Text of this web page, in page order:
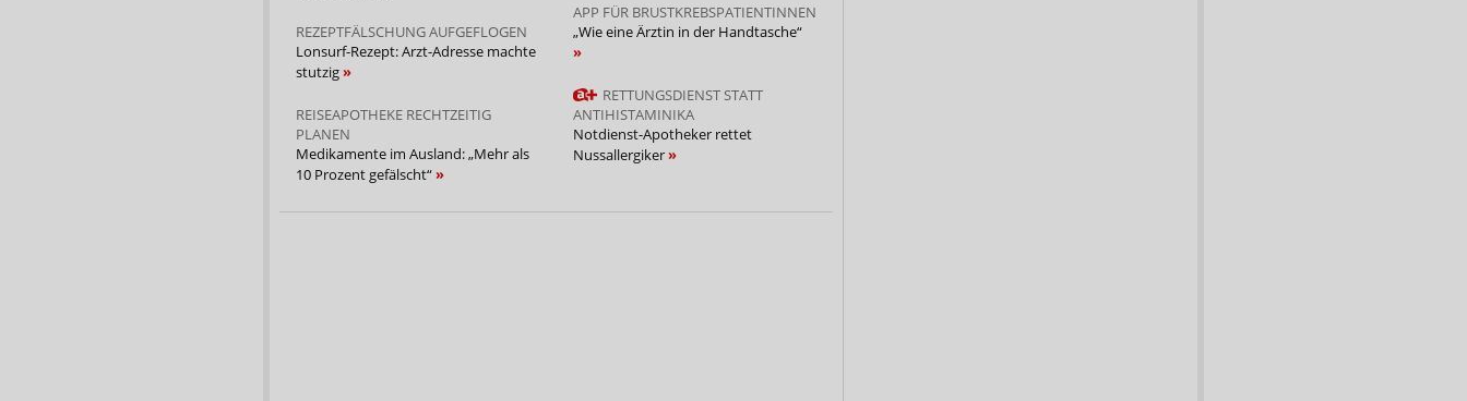
REZEPTFÄLSCHUNG AUFGEFLOGEN
Lonsurf-Rezept: Arzt-Adresse machte
stutzig
REISEAPOTHEKE RECHTZEITIG
PLANEN
Medikamente im Ausland: „Mehr als
10 Prozent gefälscht“
APP FÜR BRUSTKREBSPATIENTINNEN
„Wie eine Ärztin in der Handtasche“
RETTUNGSDIENST STATT
ANTIHISTAMINIKA
Notdienst-Apotheker rettet
Nussallergiker